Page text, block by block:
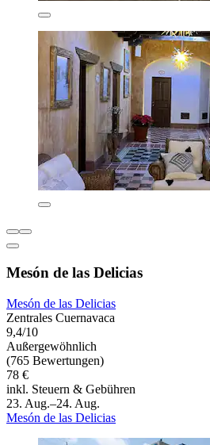
Mesón de las Delicias
Mesón de las Delicias
Zentrales Cuernavaca
9,4/10
Außergewöhnlich
(765 Bewertungen)
78 €
inkl. Steuern & Gebühren
23. Aug.–24. Aug.
Mesón de las Delicias